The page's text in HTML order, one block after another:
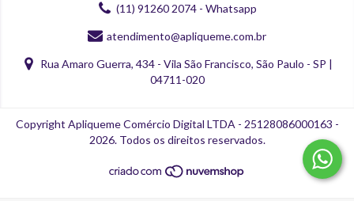
(11) 91260 2074 - Whatsapp
atendimento@apliqueme.com.br
Rua Amaro Guerra, 434 - Vila São Francisco, São Paulo - SP |
04711-020
Copyright Apliqueme Comércio Digital LTDA - 25128086000163 -
2026. Todos os direitos reservados.